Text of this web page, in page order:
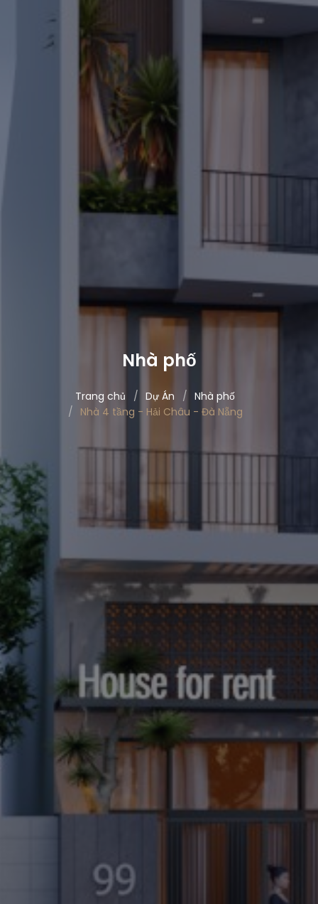
Nhà phố
Trang chủ Dự Án
Nhà phố
Nhà 4 tầng - Hải Châu - Đà Nẵng